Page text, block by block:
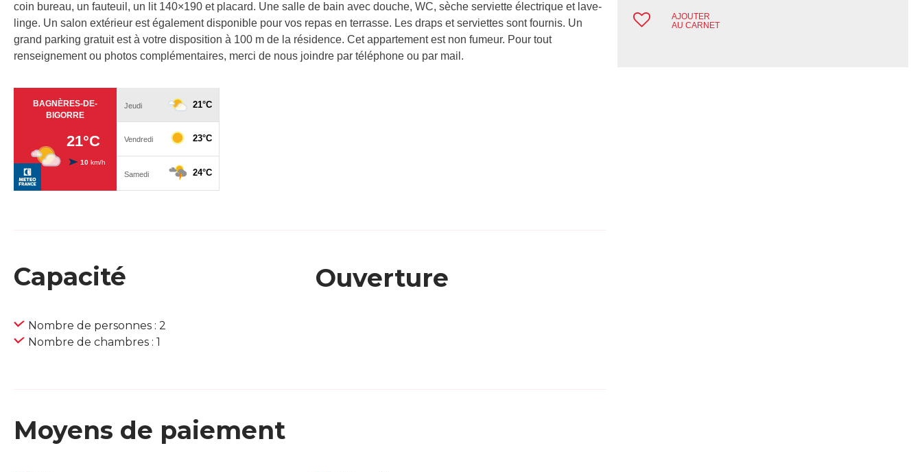
coin bureau, un fauteuil, un lit 140×190 et placard. Une salle de bain avec douche, WC, sèche serviette électrique et lave-
linge. Un salon extérieur est également disponible pour vos repas en terrasse. Les draps et serviettes sont fournis. Un
grand parking gratuit est à votre disposition à 100 m de la résidence. Cet appartement est non fumeur. Pour tout
renseignement ou photos complémentaires, merci de nous joindre par téléphone ou par mail.
Capacité
Nombre de personnes : 2
Nombre de chambres : 1
Ouverture
Moyens de paiement
AJOUTER
AU CARNET